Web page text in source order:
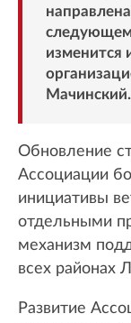
следующем
изменится
Мачинский.
Обновление
Ассоциации
инициативы
отдельными
механизм
всех районах
Развитие